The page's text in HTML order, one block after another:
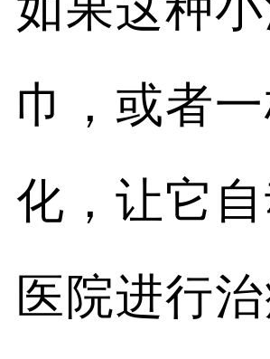
巾，或者
化，让它
医院进行治